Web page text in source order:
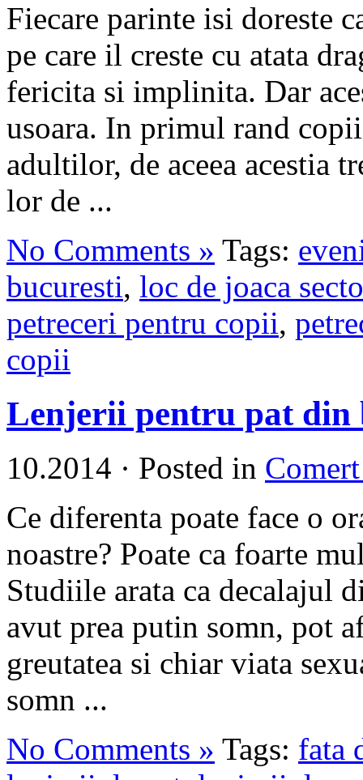
Fiecare parinte isi doreste
pe care il creste cu atata
fericita si implinita. Dar
usoara. In primul rand
adultilor, de aceea acestia
lor de ...
No Comments » Tags:
bucuresti, loc de joaca
petreceri pentru copii,
copii
Lenjerii pentru pat din
10.2014 · Posted in
Ce diferenta poate face o
noastre? Poate ca foarte
Studiile arata ca decalajul
avut prea putin somn, pot
greutatea si chiar viata
somn ...
No Comments » Tags: fata